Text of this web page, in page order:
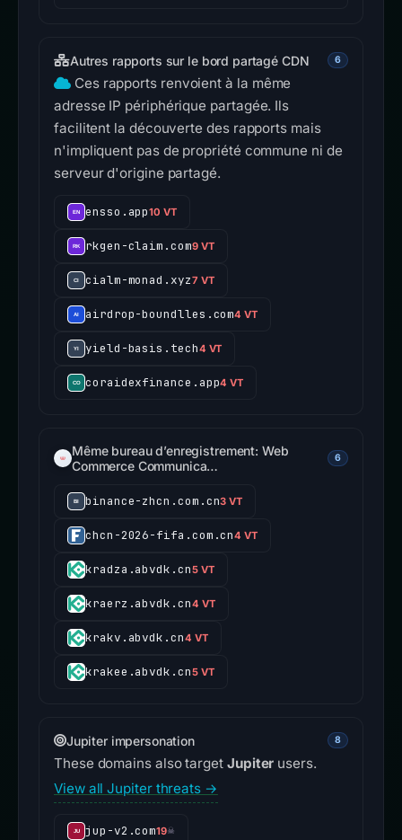
Autres rapports sur le bord partagé CDN 6
Ces rapports renvoient à la même
adresse IP périphérique partagée. Ils
facilitent la découverte des rapports mais
n'impliquent pas de propriété commune ni de
serveur d'origine partagé.
ensso.app10 VT
rkgen-claim.com9 VT
cialm-monad.xyz7 VT
airdrop-boundlles.com4 VT
yield-basis.tech4 VT
coraidexfinance.app4 VT
Même bureau d’enregistrement: Web
Commerce Communica…
6
binance-zhcn.com.cn3 VT
chcn-2026-fifa.com.cn4 VT
kradza.abvdk.cn5 VT
kraerz.abvdk.cn4 VT
krakv.abvdk.cn4 VT
krakee.abvdk.cn5 VT
Jupiter impersonation 8
These domains also target Jupiter users.
View all Jupiter threats →
jup-v2.com19☠